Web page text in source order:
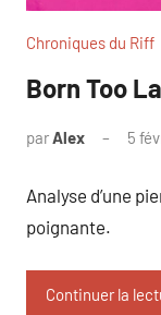
Chroniques du Riff
Born Too
parAlex 5
Analyse d’une
poignante.
Continuer la